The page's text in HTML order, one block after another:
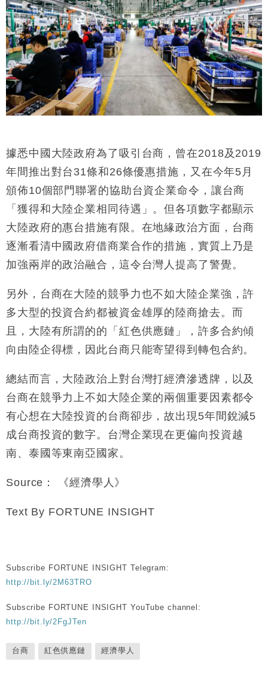
11:12
國際｜特朗普料美伊戰事快結束 承認部分彈藥庫存緊
張
15:59
財經｜SA售股自救後再出手 斥4億美元押注未上市公
司
據悉中國大陸政府為了吸引台商，曾在2018及 2019
年間推出對台 31條和26條優惠措施，又在今年5 月
頒佈10個部門聯署的協助台資企業命令，讓台商
「獲得和大陸企業相同待遇」。但各項數字都顯示
大陸政府的惠台措施有限。在地緣政治方面，台商
逐漸看清中國政府借商業合作的措施，實質上乃是
加強兩岸的政治融合，這令台灣人提高了警覺。
另外，台商在大陸的競爭力也不如大陸企業強，許
多大型的投資合約都被資金雄厚的陸商搶去。而
且，大陸有所謂的的「紅色供應鏈」，許多合約傾
向由陸企得標，因此台商只能寄望得到轉包合約。
總結而言，大陸政治上對台灣打經濟滲透牌，以及
台商在競爭力上不如大陸企業的兩個重要因素都令
有心想在大陸投資的台商卻步，故出現5年間銳減5
成台商投資的數字。台灣企業現在更偏向投資越
南、泰國等東南亞國家。
Source ： 《經濟學人》
Text By FORTUNE INSIGHT
Subscribe FORTUNE INSIGHT Telegram:
http://bit.ly/2M63TRO
Subscribe FORTUNE INSIGHT YouTube channel:
http://bit.ly/2FgJTen
台商 紅色供應鏈 經濟學人